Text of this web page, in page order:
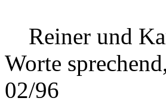
Reiner und
Worte
02/96